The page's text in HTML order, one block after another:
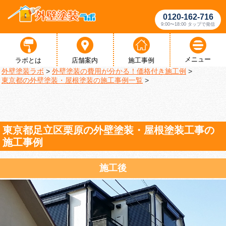
0120-162-716
9:00〜18:00 タップで発信
ラボとは 店舗案内 施工事例 メニュー
外壁塗装ラボ > 外壁塗装の費用が分かる！価格付き施工例 >
東京都の外壁塗装・屋根塗装の施工事例一覧 >
東京都足立区栗原の外壁塗装・屋根塗装工事の
施工事例
施工後